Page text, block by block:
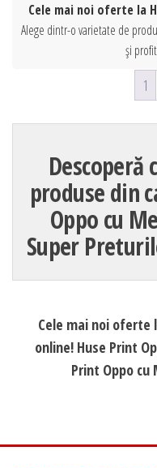
Cele mai noi oferte la
Alege dintr-o varietate de
și
1
Descoperă
produse din
Oppo cu
Super
Cele mai noi oferte
online! Huse Print
Print Oppo cu